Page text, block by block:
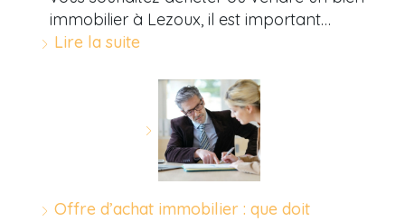
immobilier à Lezoux, il est important…
Lire la suite
Offre d’achat immobilier : que doit